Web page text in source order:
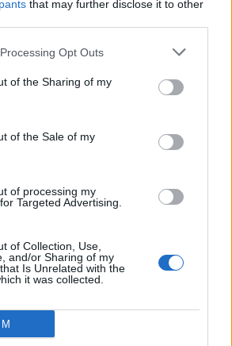
that may further disclose it to other
Opt Outs
of the Sharing of my
of the Sale of my
of processing my
Targeted Advertising.
of Collection, Use,
and/or Sharing of my
Is Unrelated with the
it was collected.
συμφωνία υπηρεσιών
Εβδομαδιαία άνοδος
από τις αρχές του έτους
για τις τιμές στο ράφι
Η εθνική υποδομή για την
Τράπεζα: Με «προίκα» 2 δισ.
για δάνεια έως 5 δισ. σε